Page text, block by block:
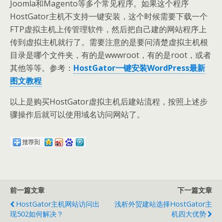
Joomla和Magento等多个常见程序。如果这个程序
HostGator主机不支持一键安装，这个时候需要下载一个
FTP虚拟主机上传管理软件，然后把自己建的网站程序上
传到虚拟主机就行了。需要注意的是要问清楚虚拟主机根
目录是哪个文件夹，有的是wwwroot，有的是root，或者
其他等等。参考： HostGator一键安装WordPress最新
图文教程
以上是购买HostGator虚拟主机后建站流程，按照上述步
骤操作后就可以使用域名访问网站了。
前一篇文章
HostGator主机网站访问出
现502如何解决？
下一篇文章
浅析外贸建站选择HostGator主
机四大优势